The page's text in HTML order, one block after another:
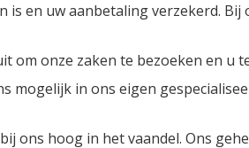
is en uw aanbetaling verzekerd. Bij
om onze zaken te bezoeken en u
mogelijk in ons eigen
ons hoog in het vaandel. Ons